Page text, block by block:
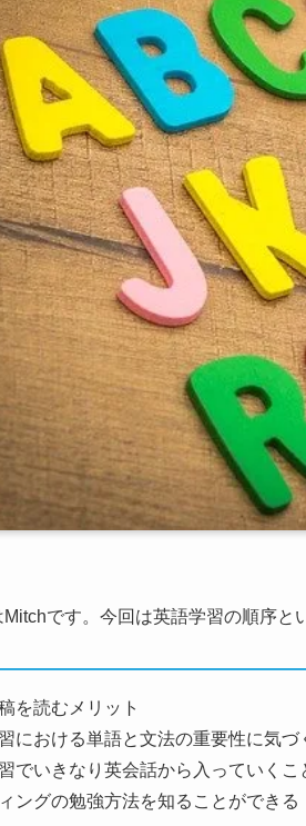
Mitchです。今回は英語学習の順序と
を読むメリット
における単語と文法の重要性に気づ
でいきなり英会話から入っていくこ
ングの勉強方法を知ることができる